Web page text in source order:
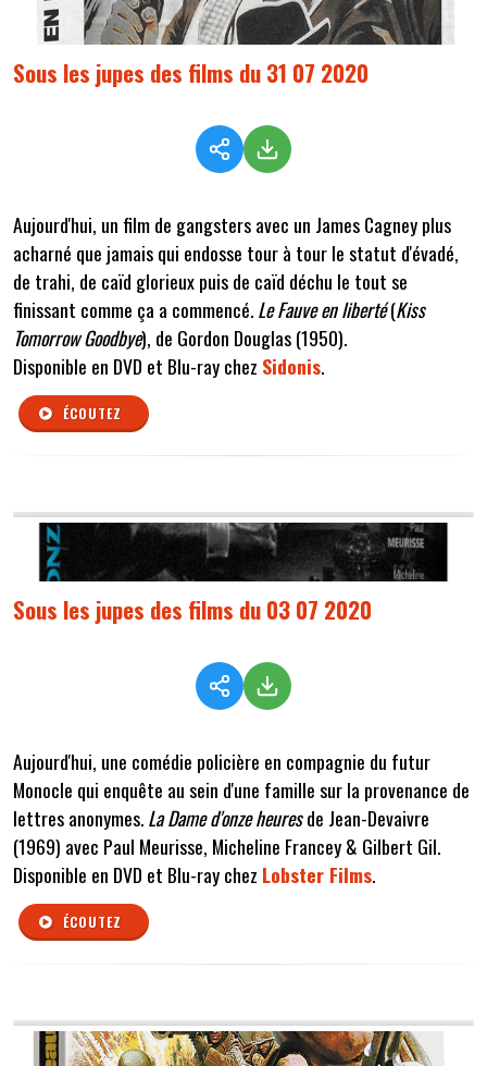
Sous les jupes des films du 31 07 2020
Aujourd'hui, un film de gangsters avec un James Cagney plus
acharné que jamais qui endosse tour à tour le statut d'évadé,
de trahi, de caïd glorieux puis de caïd déchu le tout se
finissant comme ça a commencé.Le Fauve en liberté(Kiss
Tomorrow Goodbye), de Gordon Douglas (1950).
Disponible en DVD et Blu-ray chez Sidonis.
ÉCOUTEZ
Sous les jupes des films du 03 07 2020
Aujourd'hui, une comédie policière en compagnie du futur
Monocle qui enquête au sein d'une famille sur la provenance de
lettres anonymes.La Dame d'onze heuresde Jean-Devaivre
(1969) avec Paul Meurisse, Micheline Francey & Gilbert Gil.
Disponible en DVD et Blu-ray chez Lobster Films.
ÉCOUTEZ